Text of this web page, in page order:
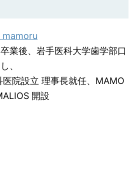
mamoru
業後、岩手医科大学歯学部口
、
医院設立 理事長就任、MAMO
開設